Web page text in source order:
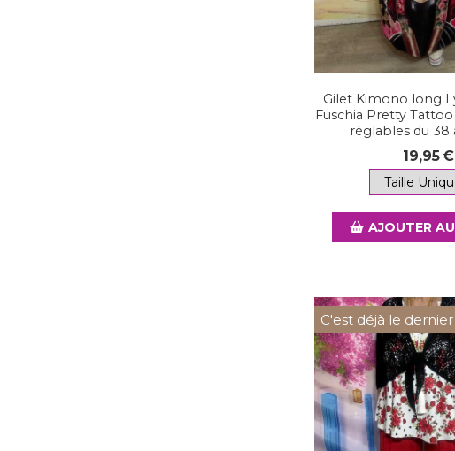
Gilet Kimono long
Fuschia Pretty
réglables du 38
19,95€
AJOUTER
C'est déjà le dernier